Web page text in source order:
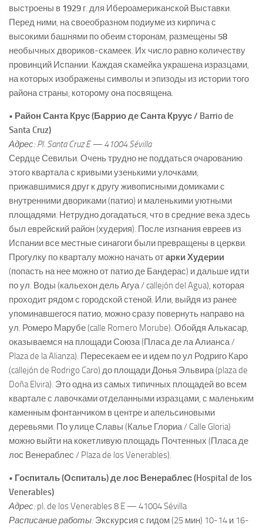
выстроены в 1929 г. для Ибероамериканской Выставки.
Перед ними, на своеобразном подиуме из кирпича с
высокими башнями по обеим сторонам, размещены 58
необычных двориков-скамеек. Их число равно количеству
провинций Испании. Каждая скамейка украшена изразцами,
на которых изображены символы и эпизоды из истории того
района страны, которому она посвящена.
• Район Санта Крус (Баррио де Санта Круус / Barrio de
Santa Cruz)
Адрес: Pl. Santa Cruz E — 41004 Sévilla
Сердце Севильи. Очень трудно не поддаться очарованию
этого квартала с кривыми узенькими улочками;
прижавшимися друг к другу живописными домиками с
внутренними двориками (патио) и маленькими уютными
площадями. Нетрудно догадаться, что в средние века здесь
был еврейский район (худерия). После изгнания евреев из
Испании все местные синагоги были превращены в церкви.
Прогулку по кварталу можно начать отарки Худерии
(попасть на нее можно от патио де Бандерас) и дальше идти
по ул. Воды (кальехон дель Агуа / callejón del Agua), которая
проходит рядом с городской стеной. Или, выйдя из ранее
упоминавшегося патио, можно сразу повернуть направо на
ул. Ромеро Марубе (calle Romero Morube). Обойдя Алькасар,
оказываемся на площади Союза (Пласа де ла Алианса /
Plaza de la Alianza). Пересекаем ее и идем по ул Родриго Каро
(callejón de Rodrigo Caro) до площади Донья Эльвира (plaza de
Doña Elvira). Это одна из самых типичных площадей во всем
квартале с лавочками отделанными изразцами, с маленьким
каменным фонтанчиком в центре и апельсиновыми
деревьями. По улице Славы (Калье Глориа / Calle Gloria)
можно выйти на кокетливую площадь Почтенных (Пласа де
лос Венераблес / Plaza de los Venerables).
• Госпиталь (Оспиталь) де лос Венераблес (Hospital de los
Venerables)
Адрес: pl. de los Venerables 8 E — 41004 Sévilla
Расписание работы: Экскурсия с гидом (25 мин) 10-14 и 16-